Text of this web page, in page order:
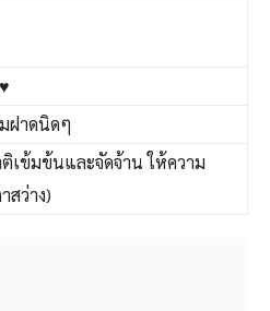
ฝาดนิดๆ
เข้มข้นและจัดจ้าน ให้ความ
สว่าง)